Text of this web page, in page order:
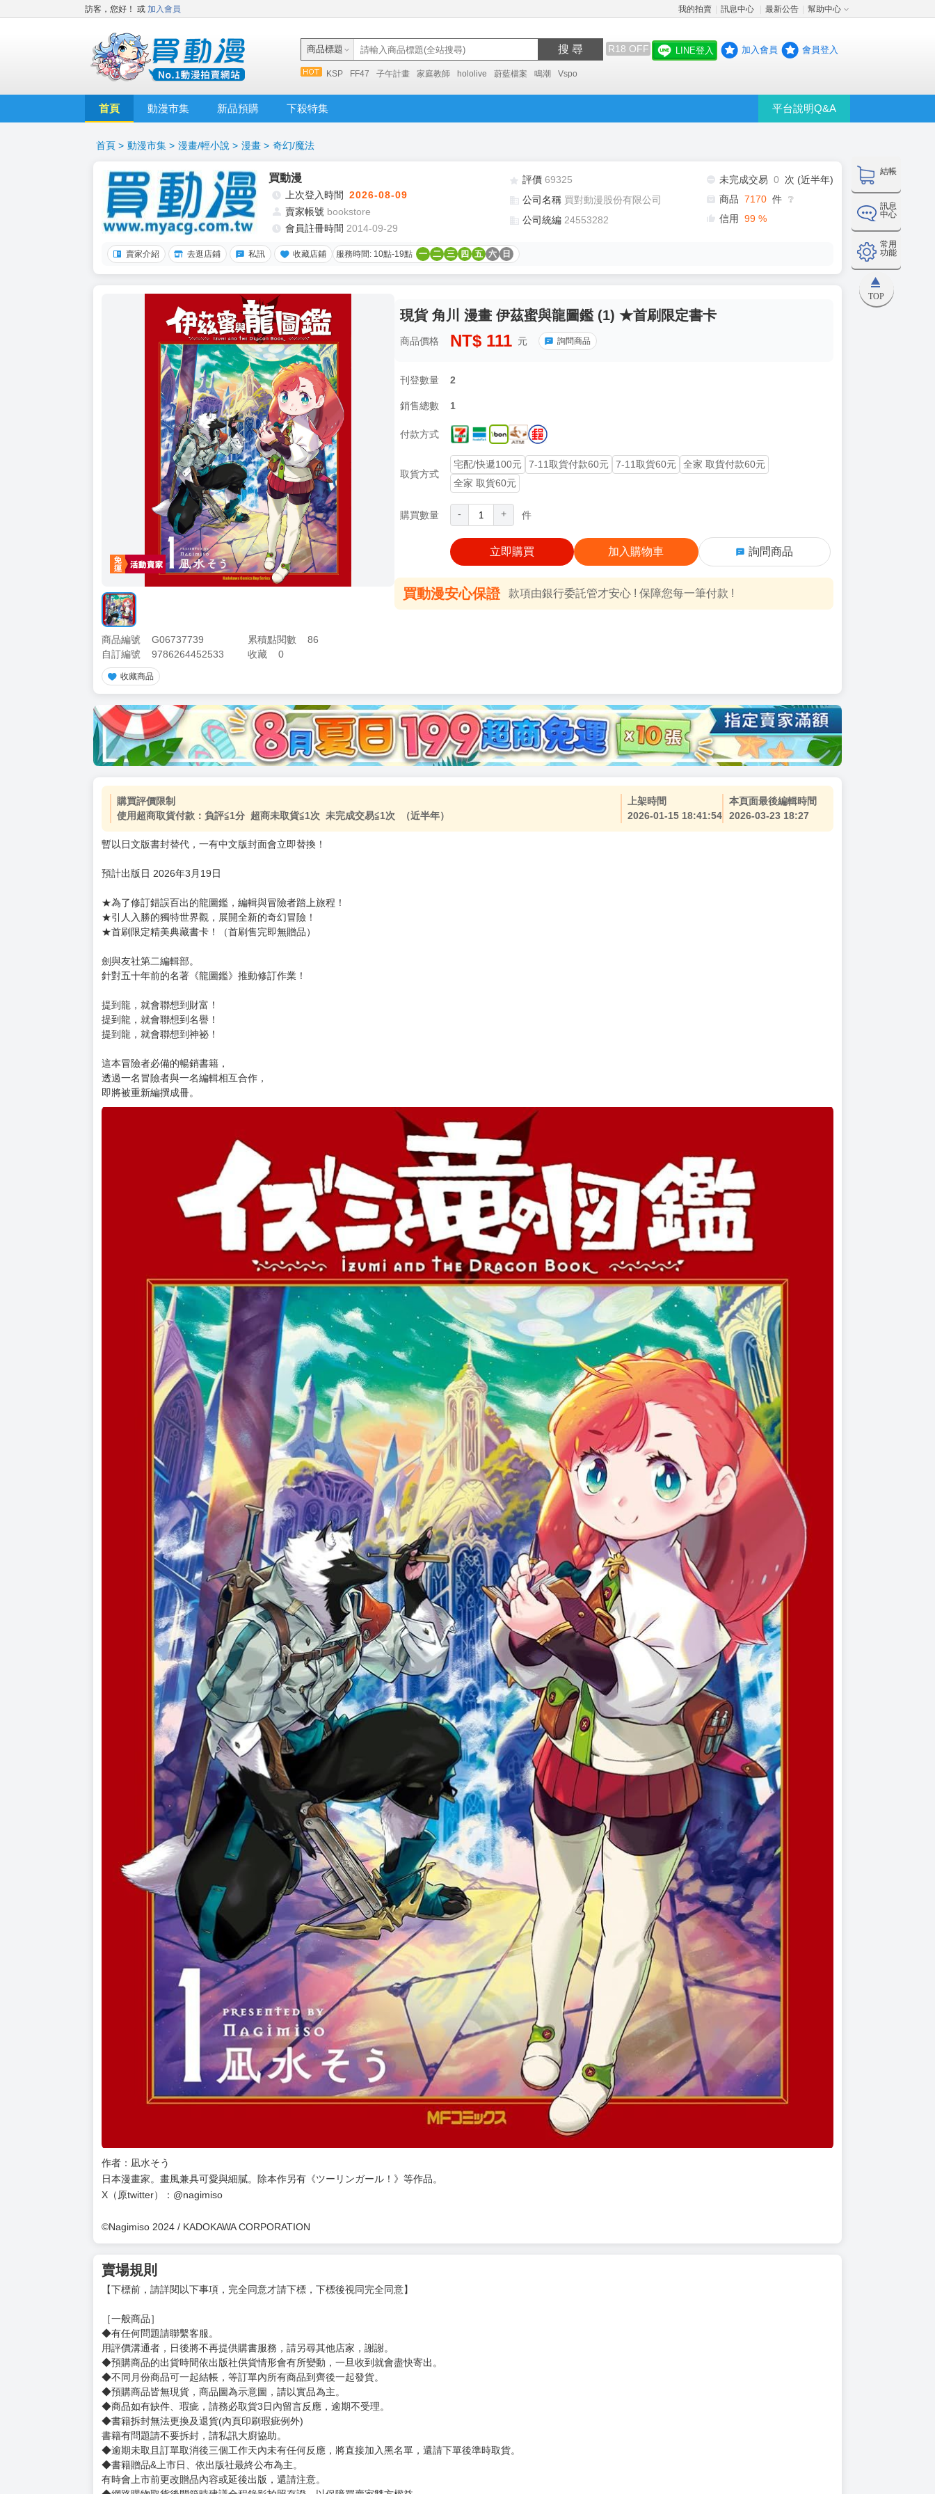
訪客，您好！ 或 加入會員 我的拍賣 訊息中心 最新公告 幫助中心
商品標題 搜 尋 R18 OFF
KSP FF47 子午計畫 家庭教師 hololive 蔚藍檔案 鳴潮 Vspo
LINE登入 加入會員 會員登入
首頁 動漫市集 新品預購 下殺特集 平台說明Q&A
結帳
訊息
中心
常用
功能
TOP
首頁 > 動漫市集 > 漫畫/輕小說 > 漫畫 > 奇幻/魔法
買動漫
上次登入時間 2026-08-09
賣家帳號 bookstore
會員註冊時間 2014-09-29
評價 69325
公司名稱 買對動漫股份有限公司
公司統編 24553282
未完成交易 0
次 (近半年)
商品 7170 件 ❔
信用 99 %
賣家介紹 去逛店鋪 私訊 收藏店鋪 服務時間: 10點-19點 一 二 三 四 五 六 日
商品編號 G06737739 累積點閱數
86
自訂編號
9786264452533 收藏 0
收藏商品
現貨 角川 漫畫 伊茲蜜與龍圖鑑 (1) ★首刷限定書卡
商品價格 NT$ 111 元 詢問商品
刊登數量 2
銷售總數 1
付款方式
取貨方式
宅配/快遞100元 7-11取貨付款60元 7-11取貨60元
全家 取貨付款60元
全家 取貨60元
購買數量 - + 件
立即購買 加入購物車 詢問商品
買動漫安心保證 款項由銀行委託管才安心 ! 保障您每一筆付款 !
購買評價限制
使用超商取貨付款：負評≦1分 超商未取貨≦1次 未完成交易≦1次 （近半年）
上架時間
2026-01-15 18:41:54
本頁面最後編輯時間
2026-03-23 18:27
暫以日文版書封替代，一有中文版封面會立即替換！
預計出版日 2026年3月19日
★為了修訂錯誤百出的龍圖鑑，編輯與冒險者踏上旅程！
★引人入勝的獨特世界觀，展開全新的奇幻冒險！
★首刷限定精美典藏書卡！（首刷售完即無贈品）
劍與友社第二編輯部。
針對五十年前的名著《龍圖鑑》推動修訂作業！
提到龍，就會聯想到財富！
提到龍，就會聯想到名譽！
提到龍，就會聯想到神祕！
這本冒險者必備的暢銷書籍，
透過一名冒險者與一名編輯相互合作，
即將被重新編撰成冊。
作者：凪水そう
日本漫畫家。畫風兼具可愛與細膩。除本作另有《ツーリンガール！》等作品。
X（原twitter）：@nagimiso
©Nagimiso 2024 / KADOKAWA CORPORATION
賣場規則
【下標前，請詳閱以下事項，完全同意才請下標，下標後視同完全同意】
［一般商品］
◆有任何問題請聯繫客服。
用評價溝通者，日後將不再提供購書服務，請另尋其他店家，謝謝。
◆預購商品的出貨時間依出版社供貨情形會有所變動，一旦收到就會盡快寄出。
◆不同月份商品可一起結帳，等訂單內所有商品到齊後一起發貨。
◆預購商品皆無現貨，商品圖為示意圖，請以實品為主。
◆商品如有缺件、瑕疵，請務必取貨3日內留言反應，逾期不受理。
◆書籍拆封無法更換及退貨(內頁印刷瑕疵例外)
書籍有問題請不要拆封，請私訊大廚協助。
◆逾期未取且訂單取消後三個工作天內未有任何反應，將直接加入黑名單，還請下單後準時取貨。
◆書籍贈品&上市日、依出版社最終公布為主。
有時會上市前更改贈品內容或延後出版，還請注意。